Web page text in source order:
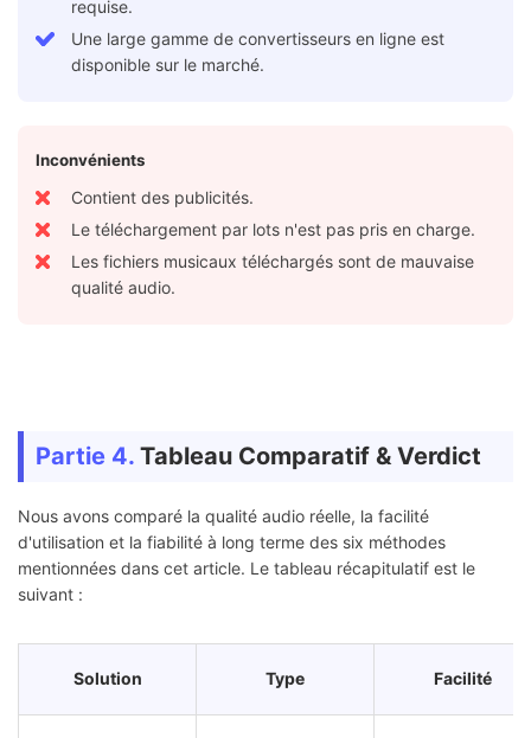
requise.
Une large gamme de convertisseurs en ligne est
disponible sur le marché.
Inconvénients
Contient des publicités.
Le téléchargement par lots n'est pas pris en charge.
Les fichiers musicaux téléchargés sont de mauvaise
qualité audio.
Partie 4. Tableau Comparatif & Verdict
Nous avons comparé la qualité audio réelle, la facilité
d'utilisation et la fiabilité à long terme des six méthodes
mentionnées dans cet article. Le tableau récapitulatif est le
suivant :
Solution Type Facilité